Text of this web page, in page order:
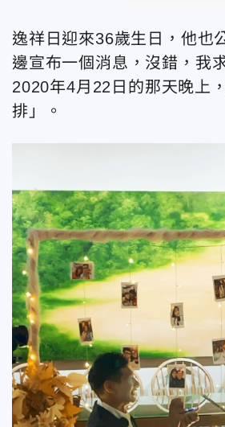
逸祥日迎來36歲生日，他也
邊宣布一個消息，沒錯，我
2020年4月22日的那天晚上
排」。